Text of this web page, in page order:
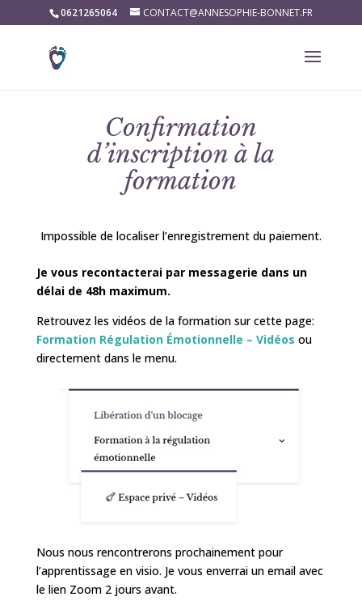
0621265064 CONTACT@ANNESOPHIE-BONNET.FR
Confirmation
d’inscription à la
formation
Impossible de localiser l’enregistrement du paiement.
Je vous recontacterai par messagerie dans un
délai de 48h maximum.
Retrouvez les vidéos de la formation sur cette page:
Formation Régulation Émotionnelle – Vidéos ou
directement dans le menu.
Nous nous rencontrerons prochainement pour
l’apprentissage en visio. Je vous enverrai un email avec
le lien Zoom 2 jours avant.